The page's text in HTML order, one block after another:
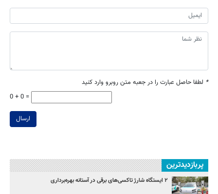
* لطفا حاصل عبارت را در جعبه متن روبرو وارد کنید
0 + 0 =
ارسال
پربازدیدترین
۲ ایستگاه شارژ تاکسی‌های برقی در آستانه بهره‌برداری